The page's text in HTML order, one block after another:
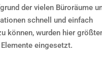
der vielen Büroräume
schnell und einfach
können, wurden hier
eingesetzt.